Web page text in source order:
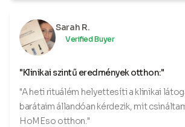
Sarah R.
Verified Buyer
"Klinikai szintű eredmények otthon:"
"A heti rituálém helyettesíti a klinikai
barátaim állandóan kérdezik, mit
HoMEso otthon."